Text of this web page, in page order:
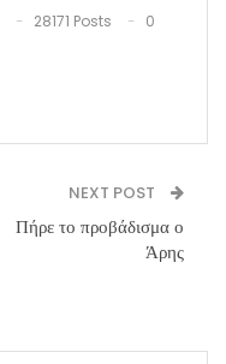
28171 Posts
0
NEXT POST
Πήρε το προβάδισμα ο
Άρης